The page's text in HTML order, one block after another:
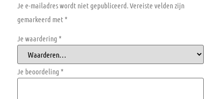
Je e-mailadres wordt niet gepubliceerd.Vereiste velden zijn
gemarkeerd met*
Je waardering *
Je beoordeling *